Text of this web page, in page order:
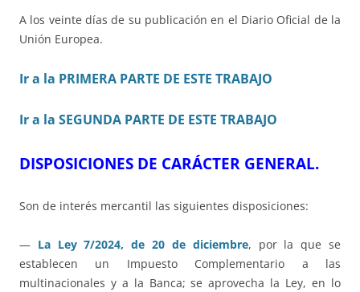
A los veinte días de su publicación en el Diario Oficial de la
Unión Europea.
Ir a la PRIMERA PARTE DE ESTE TRABAJO
Ir a la SEGUNDA PARTE DE ESTE TRABAJO
DISPOSICIONES DE CARÁCTER GENERAL.
Son de interés mercantil las siguientes disposiciones:
— La Ley 7/2024, de 20 de diciembre, por la que se
establecen un Impuesto Complementario a las
multinacionales y a la Banca; se aprovecha la Ley, en lo